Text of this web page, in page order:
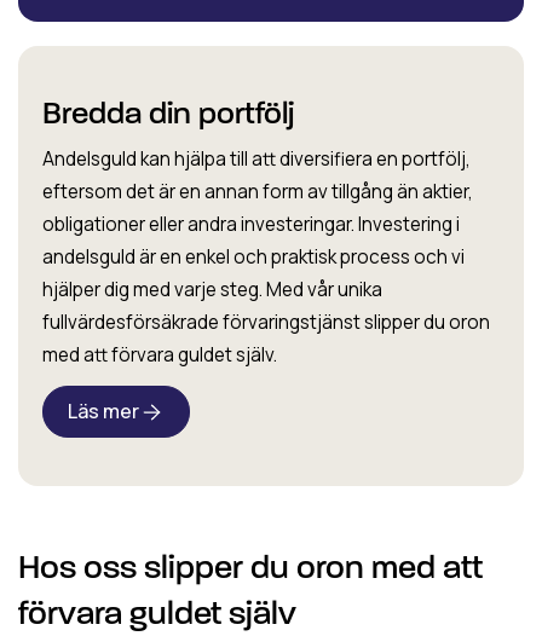
Bredda din portfölj
Andelsguld kan hjälpa till att diversifiera en portfölj,
eftersom det är en annan form av tillgång än aktier,
obligationer eller andra investeringar. Investering i
andelsguld är en enkel och praktisk process och vi
hjälper dig med varje steg. Med vår unika
fullvärdesförsäkrade förvaringstjänst slipper du oron
med att förvara guldet själv.
Läs mer
Hos oss slipper du oron med att
förvara guldet själv